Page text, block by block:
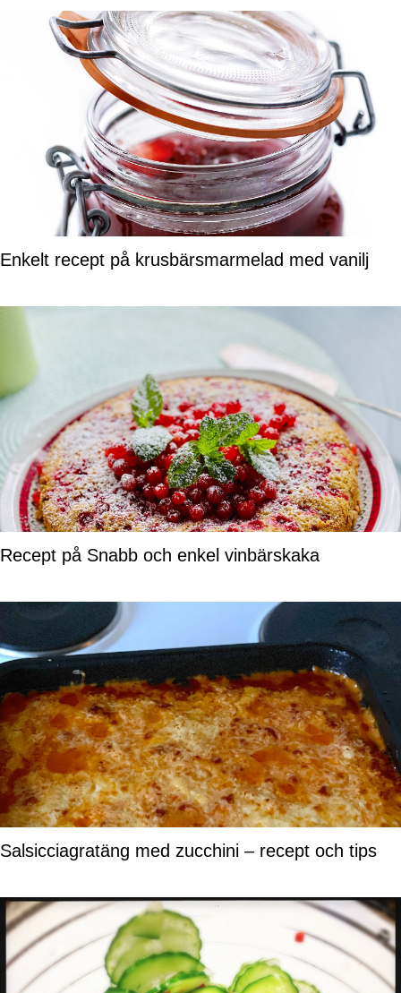
Enkelt recept på krusbärsmarmelad med vanilj
Recept på Snabb och enkel vinbärskaka
Salsicciagratäng med zucchini – recept och tips